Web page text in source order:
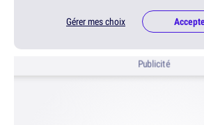
Gérer mes choix
Publicité